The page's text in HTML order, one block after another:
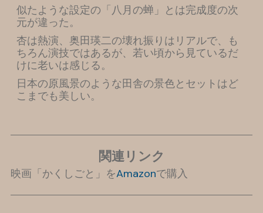
似たような設定の「八月の蝉」とは完成度の次
元が違った。
杏は熱演、奥田瑛二の壊れ振りはリアルで、も
ちろん演技ではあるが、若い頃から見ているだ
けに老いは感じる。
日本の原風景のような田舎の景色とセットはど
こまでも美しい。
関連リンク
映画「かくしごと」をAmazonで購入